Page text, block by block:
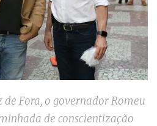
de Fora, o governador Romeu
de conscientização